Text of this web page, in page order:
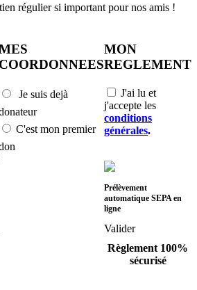
régulier si important pour nos amis !
COORDONNEES
Je suis dejà
C'est mon premier
MON
REGLEMENT
J'ai lu et
j'accepte les
conditions
générales.
Prélèvement
automatique SEPA en
ligne
Valider
Règlement 100%
sécurisé